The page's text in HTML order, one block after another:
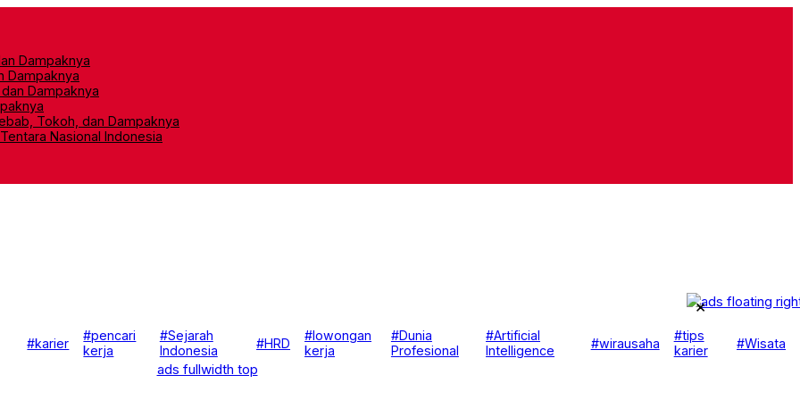
Dampaknya
Dampaknya
Dampaknya
Tokoh, dan Dampaknya
Nasional Indonesia
#karier
#pencari
kerja
#Sejarah
Indonesia
#HRD
#lowongan
kerja
#Dunia
Profesional
#Artificial
Intelligence
#wirausaha
#tips
karier
#Wisata
×